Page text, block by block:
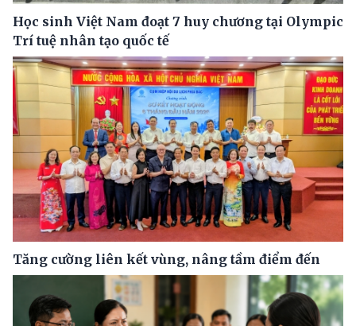
Học sinh Việt Nam đoạt 7 huy chương tại Olympic
Trí tuệ nhân tạo quốc tế
Tăng cường liên kết vùng, nâng tầm điểm đến